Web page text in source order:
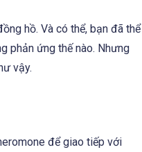
hồ. Và có thể, bạn đã thể
phản ứng thế nào. Nhưng
vậy.
để giao tiếp với